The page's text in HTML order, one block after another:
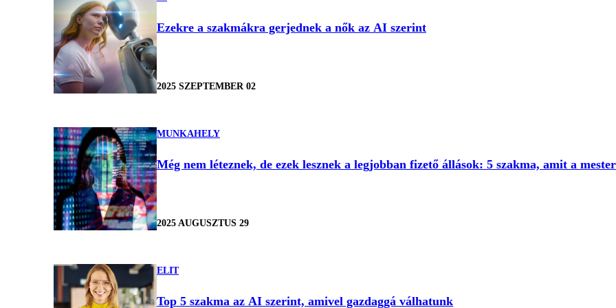
Ezekre a szakmákra gerjednek a nők az AI szerint
2025 SZEPTEMBER 02
MUNKAHELY
Még nem léteznek, de ezek lesznek a legjobban fizető állások: 5 szakma, amit a
2025 AUGUSZTUS 29
ELIT
Top 5 szakma az AI szerint, amivel gazdaggá válhatunk